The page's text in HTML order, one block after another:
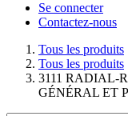
Se connecter
Contactez-nous
Tous les produits
Tous les produits
3111 RADIAL-
GÉNÉRAL ET